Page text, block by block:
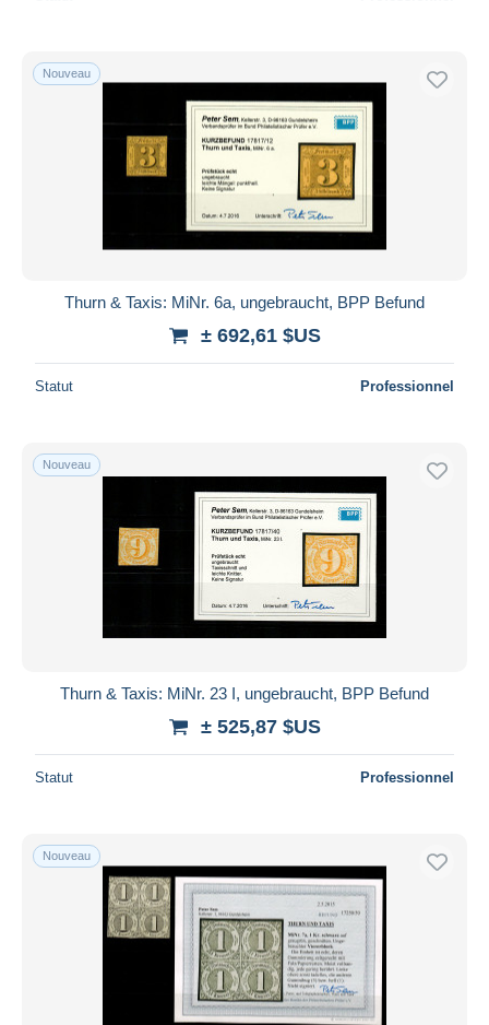
Nouveau
Thurn & Taxis: MiNr. 6a, ungebraucht, BPP Befund
± 692,61 $US
Statut Professionnel
Nouveau
Thurn & Taxis: MiNr. 23 I, ungebraucht, BPP Befund
± 525,87 $US
Statut Professionnel
Nouveau